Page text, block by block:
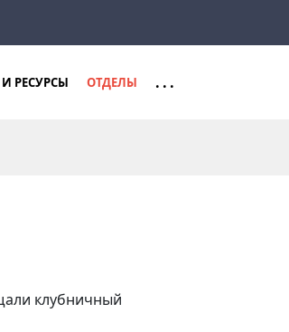
клубничный
Найти
РЕСУРСЫ ОТДЕЛЫ ...